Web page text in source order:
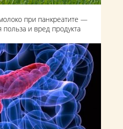
при панкреатите —
польза и вред продукта